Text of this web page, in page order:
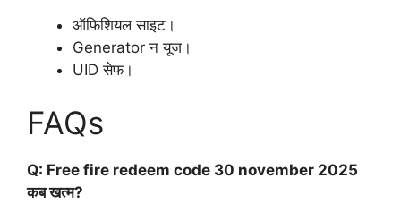
ऑफिशियल साइट।
Generator न यूज।
UID सेफ।
FAQs
Q: Free fire redeem code 30 november 2025
कब खत्म?